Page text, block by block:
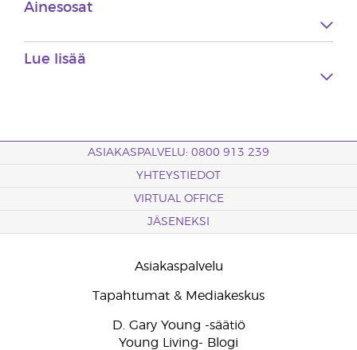
Ainesosat
Lue lisää
ASIAKASPALVELU: 0800 913 239
YHTEYSTIEDOT
VIRTUAL OFFICE
JÄSENEKSI
Asiakaspalvelu
Tapahtumat & Mediakeskus
D. Gary Young -säätiö
Young Living- Blogi